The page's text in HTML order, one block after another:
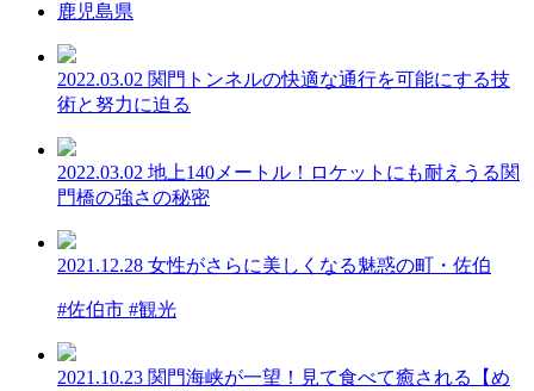
鹿児島県
2022.03.02 関門トンネルの快適な通行を可能にする技
術と努力に迫る
2022.03.02 地上140メートル！ロケットにも耐えうる関
門橋の強さの秘密
2021.12.28 女性がさらに美しくなる魅惑の町・佐伯
#佐伯市 #観光
2021.10.23 関門海峡が一望！見て食べて癒される【め